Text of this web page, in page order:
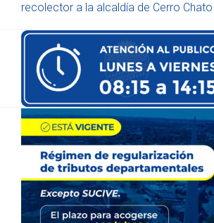
recolector a la alcaldía de Cerro Chato